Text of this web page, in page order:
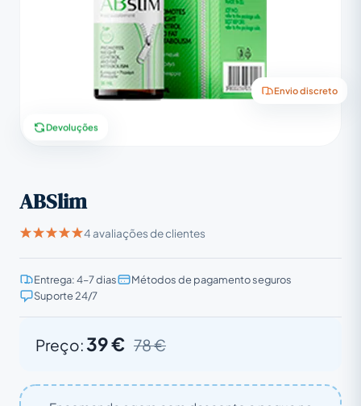
Envio discreto
Devoluções
ABSlim
4 avaliações de clientes
Entrega: 4–7 dias
Métodos de pagamento seguros
Suporte 24/7
Preço:39 € 78 €